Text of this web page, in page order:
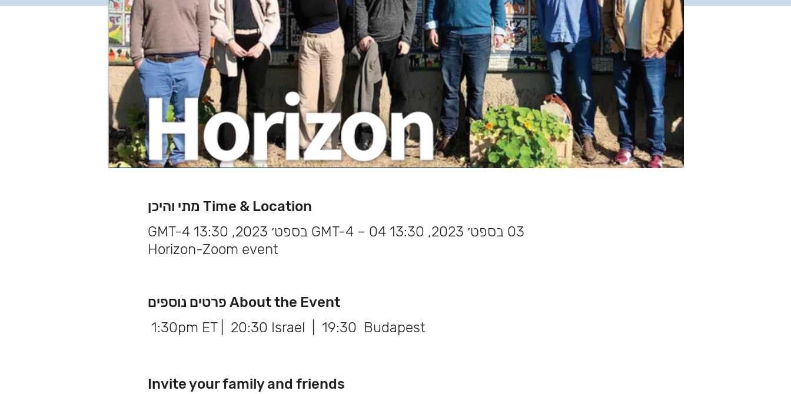
Time & Location מתי והיכן
03 בספט׳ 2023, 13:30 GMT-4‎ – 04 בספט׳ 2023, 13:30 GMT-4‎
Horizon-Zoom event
About the Event פרטים נוספים
1:30pm ET | 20:30 Israel | 19:30 Budapest
Invite your family and friends